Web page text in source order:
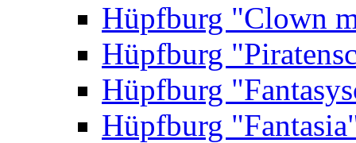
Hüpfburg "Clown
Hüpfburg
Hüpfburg
Hüpfburg